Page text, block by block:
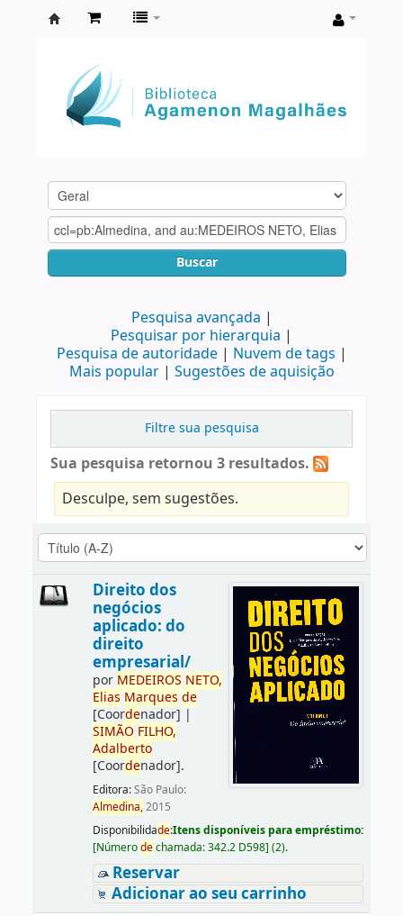
Agamenon
Magalhães
Buscar
Pesquisa avançada
Pesquisar por hierarquia
Pesquisa de autoridade
Nuvem de tags
Mais popular
Sugestões de aquisição
Filtre sua pesquisa
Sua pesquisa retornou 3 resultados.
Desculpe, sem sugestões.
Direito dos
negócios
aplicado: do
direito
empresarial/
por MEDEIROS NETO,
Elias Marques de
[Coordenador] |
SIMÃO FILHO,
Adalberto
[Coordenador].
Editora:São Paulo:
Almedina,2015
Disponibilidade:Itens disponíveis para empréstimo:
[Númerodechamada:342.2 D598] (2).
Reservar
Adicionar ao seu carrinho